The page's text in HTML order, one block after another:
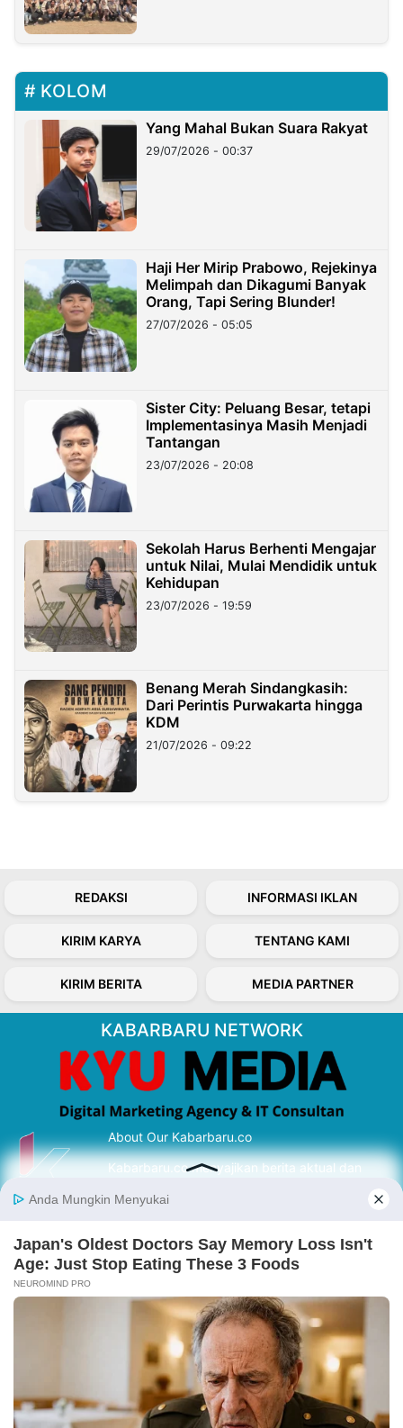
KOLOM
Yang Mahal Bukan Suara Rakyat
29/07/2026 - 00:37
Haji Her Mirip Prabowo, Rejekinya
Melimpah dan Dikagumi Banyak
Orang, Tapi Sering Blunder!
27/07/2026 - 05:05
Sister City: Peluang Besar, tetapi
Implementasinya Masih Menjadi
Tantangan
23/07/2026 - 20:08
Sekolah Harus Berhenti Mengajar
untuk Nilai, Mulai Mendidik untuk
Kehidupan
23/07/2026 - 19:59
Benang Merah Sindangkasih:
Dari Perintis Purwakarta hingga
KDM
21/07/2026 - 09:22
REDAKSI INFORMASI IKLAN
KIRIM KARYA TENTANG KAMI
KIRIM BERITA MEDIA PARTNER
KABARBARU NETWORK
About Our Kabarbaru.co
Kabarbaru.co menyajikan berita aktual dan
serta terverifikasi dari sumber yang tepat.
Follow Kabarbaru
Kabarbaru.co
Copyright © 2026. All rights reserved